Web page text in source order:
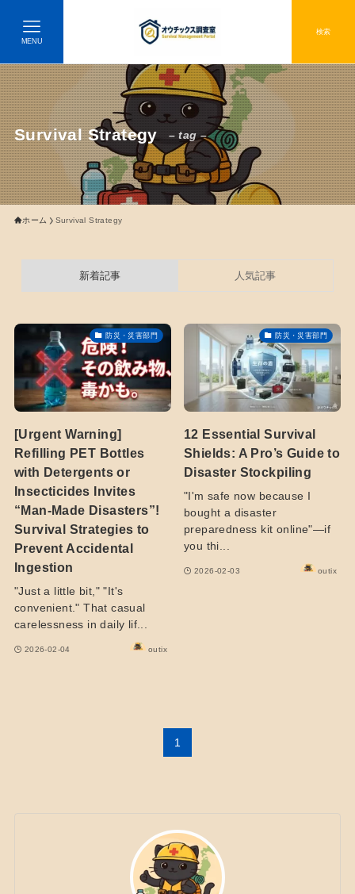
検索
MENU
Survival Strategy – tag –
ホーム Survival Strategy
新着記事 人気記事
防災・災害部門
[Urgent Warning]
Refilling PET Bottles
with Detergents or
Insecticides Invites
“Man-Made Disasters”!
Survival Strategies to
Prevent Accidental
Ingestion
"Just a little bit," "It's
convenient." That casual
carelessness in daily lif...
2026-02-04 outix
防災・災害部門
12 Essential Survival
Shields: A Pro’s Guide to
Disaster Stockpiling
"I'm safe now because I
bought a disaster
preparedness kit online"—if
you thi...
2026-02-03 outix
1